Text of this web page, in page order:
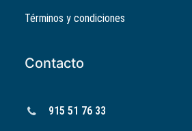
Términos y condiciones
Contacto
915 51 76 33